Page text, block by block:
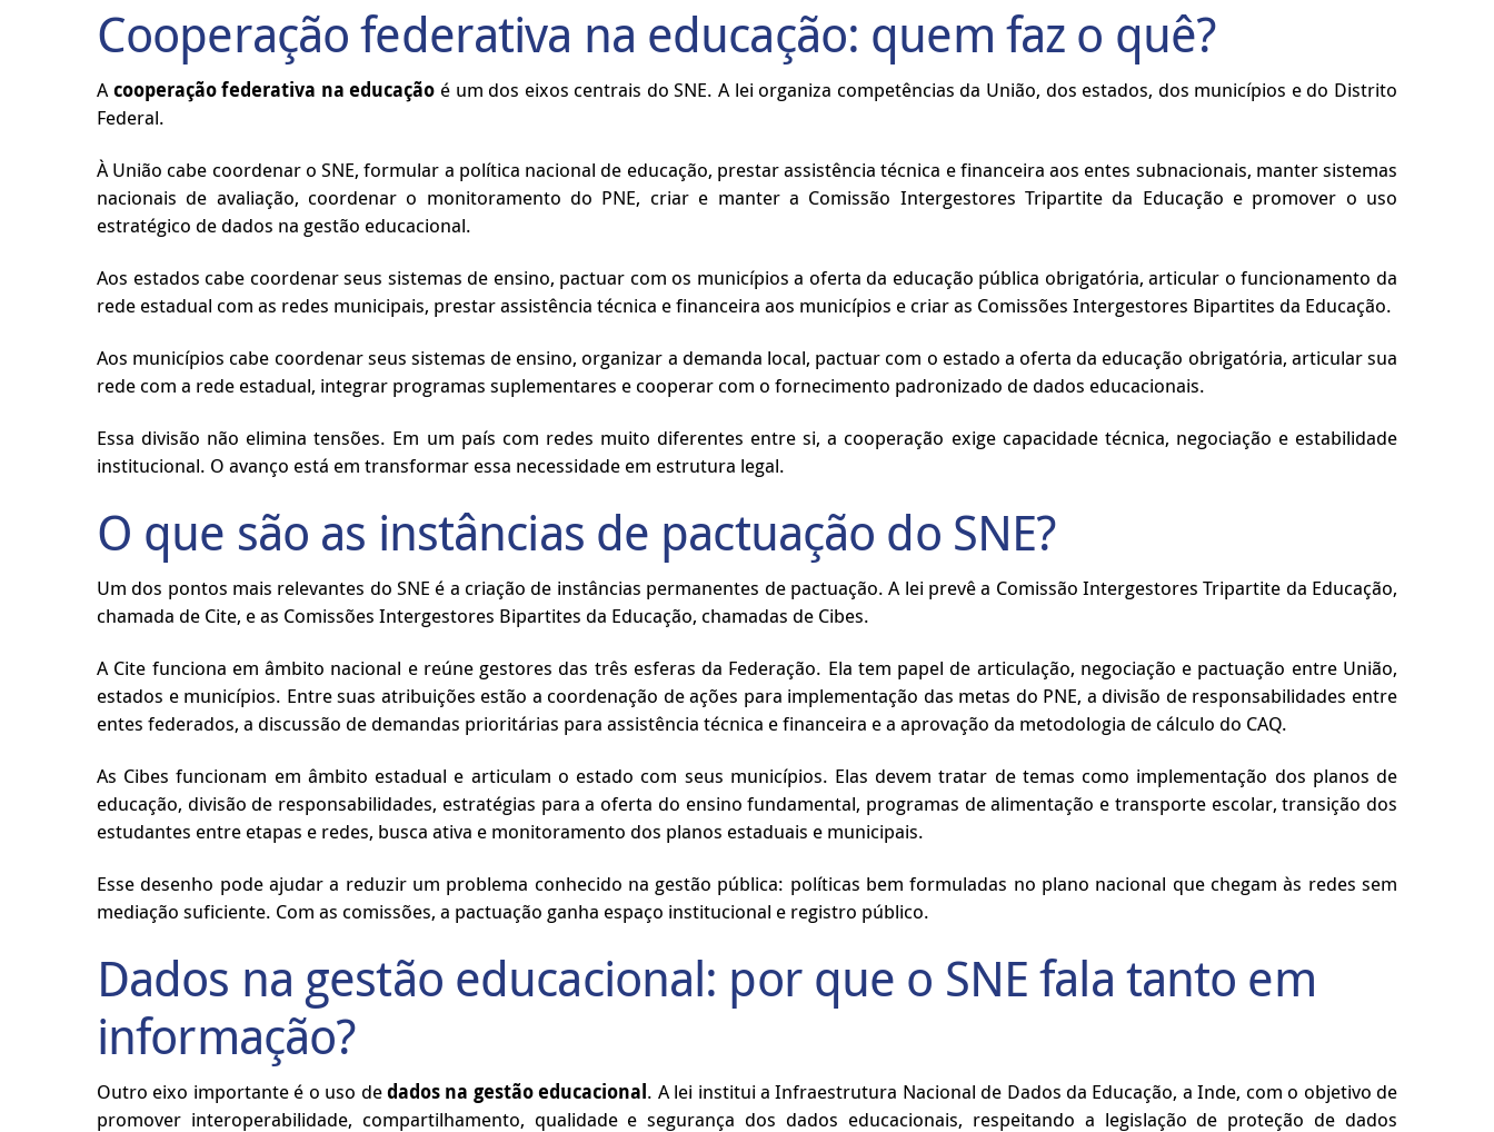
Cooperação federativa na educação: quem faz o quê?
Acooperação federativa na educação é um dos eixos centrais do SNE. A lei organiza competências da União, dos estados, dos municípios e do Distrito
Federal.
À União cabe coordenar o SNE, formular a política nacional de educação, prestar assistência técnica e financeira aos entes subnacionais, manter sistemas
nacionais de avaliação, coordenar o monitoramento do PNE, criar e manter a Comissão Intergestores Tripartite da Educação e promover o uso
estratégico de dados na gestão educacional.
Aos estados cabe coordenar seus sistemas de ensino, pactuar com os municípios a oferta da educação pública obrigatória, articular o funcionamento da
rede estadual com as redes municipais, prestar assistência técnica e financeira aos municípios e criar as Comissões Intergestores Bipartites da Educação.
Aos municípios cabe coordenar seus sistemas de ensino, organizar a demanda local, pactuar com o estado a oferta da educação obrigatória, articular sua
rede com a rede estadual, integrar programas suplementares e cooperar com o fornecimento padronizado de dados educacionais.
Essa divisão não elimina tensões. Em um país com redes muito diferentes entre si, a cooperação exige capacidade técnica, negociação e estabilidade
institucional. O avanço está em transformar essa necessidade em estrutura legal.
O que são as instâncias de pactuação do SNE?
Um dos pontos mais relevantes do SNE é a criação de instâncias permanentes de pactuação. A lei prevê a Comissão Intergestores Tripartite da Educação,
chamada de Cite, e as Comissões Intergestores Bipartites da Educação, chamadas de Cibes.
A Cite funciona em âmbito nacional e reúne gestores das três esferas da Federação. Ela tem papel de articulação, negociação e pactuação entre União,
estados e municípios. Entre suas atribuições estão a coordenação de ações para implementação das metas do PNE, a divisão de responsabilidades entre
entes federados, a discussão de demandas prioritárias para assistência técnica e financeira e a aprovação da metodologia de cálculo do CAQ.
As Cibes funcionam em âmbito estadual e articulam o estado com seus municípios. Elas devem tratar de temas como implementação dos planos de
educação, divisão de responsabilidades, estratégias para a oferta do ensino fundamental, programas de alimentação e transporte escolar, transição dos
estudantes entre etapas e redes, busca ativa e monitoramento dos planos estaduais e municipais.
Esse desenho pode ajudar a reduzir um problema conhecido na gestão pública: políticas bem formuladas no plano nacional que chegam às redes sem
mediação suficiente. Com as comissões, a pactuação ganha espaço institucional e registro público.
Dados na gestão educacional: por que o SNE fala tanto em
informação?
Outro eixo importante é o uso dedados na gestão educacional. A lei institui a Infraestrutura Nacional de Dados da Educação, a Inde, com o objetivo de
promover interoperabilidade, compartilhamento, qualidade e segurança dos dados educacionais, respeitando a legislação de proteção de dados